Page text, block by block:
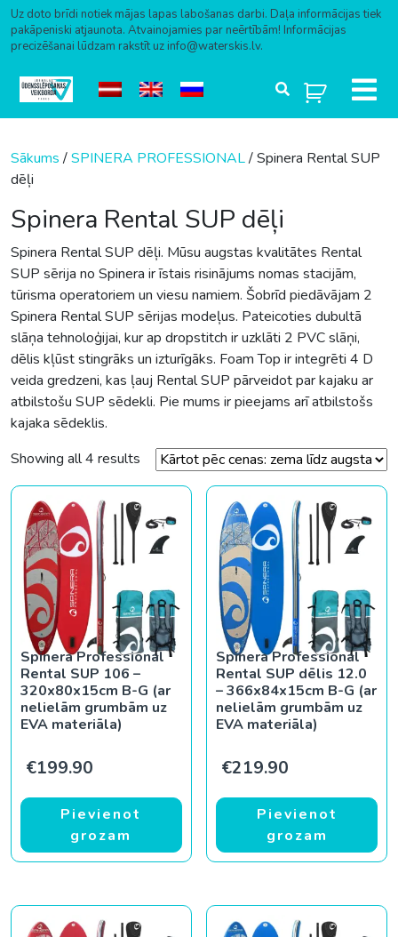
Uz doto brīdi notiek mājas lapas labošanas darbi. Daļa informācijas tiek
pakāpeniski atjaunota. Atvainojamies par neērtībām! Informācijas
precizēšanai lūdzam rakstīt uz info@waterskis.lv.
Sākums/SPINERA PROFESSIONAL/ Spinera Rental SUP
dēļi
Spinera Rental SUP dēļi
Spinera Rental SUP dēļi. Mūsu augstas kvalitātes Rental
SUP sērija no Spinera ir īstais risinājums nomas stacijām,
tūrisma operatoriem un viesu namiem. Šobrīd piedāvājam 2
Spinera Rental SUP sērijas modeļus. Pateicoties dubultā
slāņa tehnoloģijai, kur ap dropstitch ir uzklāti 2 PVC slāņi,
dēlis kļūst stingrāks un izturīgāks. Foam Top ir integrēti 4 D
veida gredzeni, kas ļauj Rental SUP pārveidot par kajaku ar
atbilstošu SUP sēdekli. Pie mums ir pieejams arī atbilstošs
kajaka sēdeklis.
Showing all 4 results Sorted by price: low to high
Spinera Professional
Rental SUP 106 –
320x80x15cm B-G (ar
nelielām grumbām uz
EVA materiāla)
€199.90
Pievienot
grozam
Spinera Professional
Rental SUP dēlis 12.0
– 366x84x15cm B-G (ar
nelielām grumbām uz
EVA materiāla)
€219.90
Pievienot
grozam